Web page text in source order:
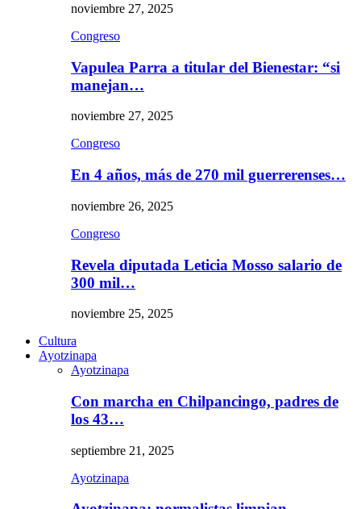
noviembre 27, 2025
Congreso
Vapulea Parra a titular del Bienestar: “si
manejan…
noviembre 27, 2025
Congreso
En 4 años, más de 270 mil guerrerenses…
noviembre 26, 2025
Congreso
Revela diputada Leticia Mosso salario de
300 mil…
noviembre 25, 2025
Cultura
Ayotzinapa
Ayotzinapa
Con marcha en Chilpancingo, padres de
los 43…
septiembre 21, 2025
Ayotzinapa